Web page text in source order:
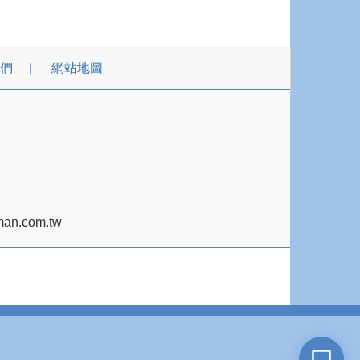
網站地圖